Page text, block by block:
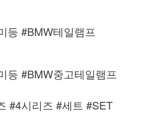
등 #BMW테일램프
등 #BMW중고테일램프
#4시리즈 #세트 #SET